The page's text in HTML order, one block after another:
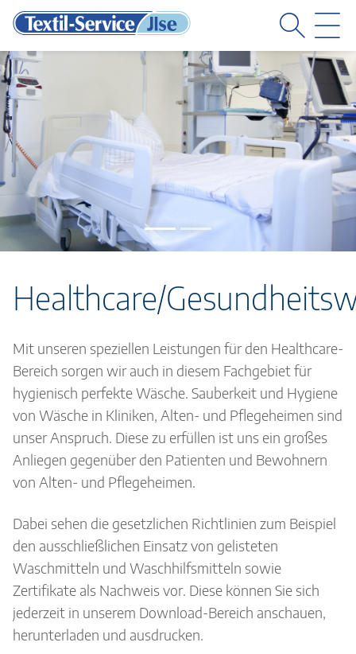
MENÜ
Healthcare/
Mit unseren speziellen Leistungen für den Healthcare-
Bereich sorgen wir auch in diesem Fachgebiet für
hygienisch perfekte Wäsche. Sauberkeit und Hygiene
von Wäsche in Kliniken, Alten- und Pflegeheimen sind
unser Anspruch. Diese zu erfüllen ist uns ein großes
Anliegen gegenüber den Patienten und Bewohnern
von Alten- und Pflegeheimen.
Dabei sehen die gesetzlichen Richtlinien zum Beispiel
den ausschließlichen Einsatz von gelisteten
Waschmitteln und Waschhilfsmitteln sowie
Zertifikate als Nachweis vor. Diese können Sie sich
jederzeit in unserem Download-Bereich anschauen,
herunterladen und ausdrucken.